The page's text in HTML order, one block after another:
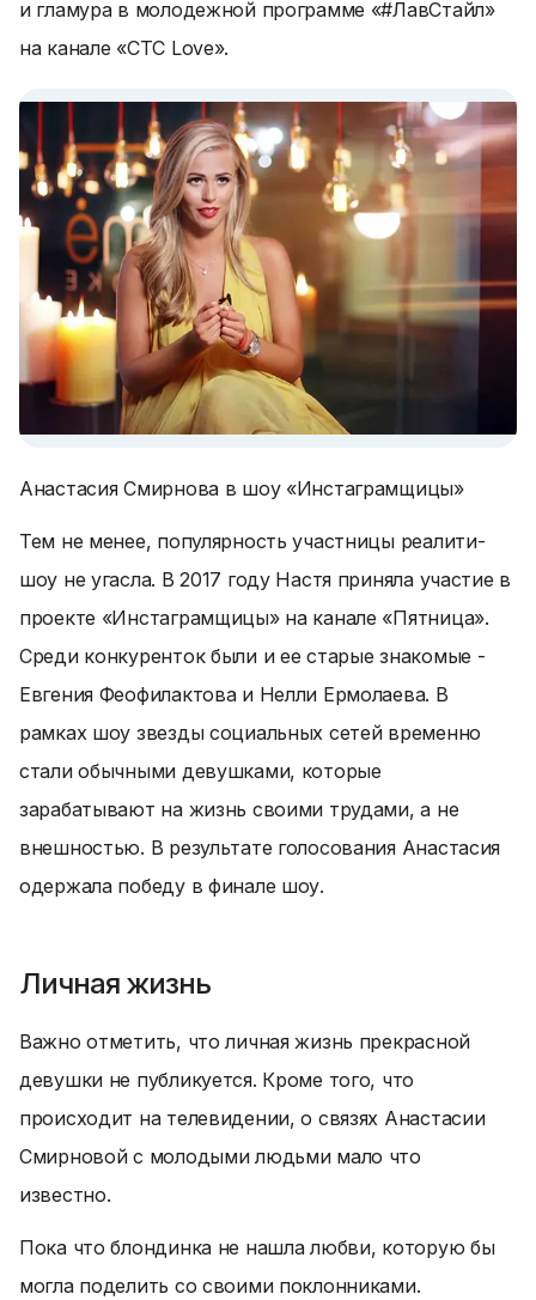
и гламура в молодежной программе «#ЛавСтайл»
на канале «СТС Love».
Анастасия Смирнова в шоу «Инстаграмщицы»
Тем не менее, популярность участницы реалити-
шоу не угасла. В 2017 году Настя приняла участие в
проекте «Инстаграмщицы» на канале «Пятница».
Среди конкуренток были и ее старые знакомые -
Евгения Феофилактова и Нелли Ермолаева. В
рамках шоу звезды социальных сетей временно
стали обычными девушками, которые
зарабатывают на жизнь своими трудами, а не
внешностью. В результате голосования Анастасия
одержала победу в финале шоу.
Личная жизнь
Важно отметить, что личная жизнь прекрасной
девушки не публикуется. Кроме того, что
происходит на телевидении, о связях Анастасии
Смирновой с молодыми людьми мало что
известно.
Пока что блондинка не нашла любви, которую бы
могла поделить со своими поклонниками.